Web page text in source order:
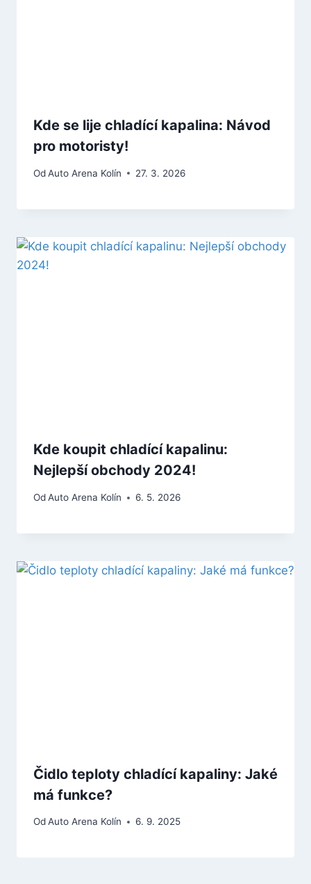
Kde se lije chladící kapalina: Návod
pro motoristy!
OdAuto Arena Kolín 27. 3. 2026
Kde koupit chladící kapalinu:
Nejlepší obchody 2024!
OdAuto Arena Kolín 6. 5. 2026
Čidlo teploty chladící kapaliny: Jaké
má funkce?
OdAuto Arena Kolín 6. 9. 2025